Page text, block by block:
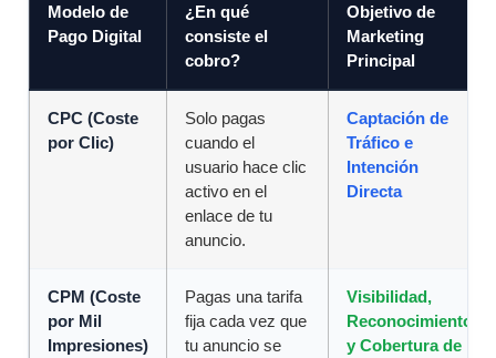
Modelo de
Pago Digital
¿En qué
consiste el
cobro?
Objetivo de
Marketing
Principal
CPC (Coste
por Clic)
Solo pagas
cuando el
usuario hace clic
activo en el
enlace de tu
anuncio.
Captación de
Tráfico e
Intención
Directa
CPM (Coste
por Mil
Impresiones)
Pagas una tarifa
fija cada vez que
tu anuncio se
Visibilidad,
Reconocimiento
y Cobertura de